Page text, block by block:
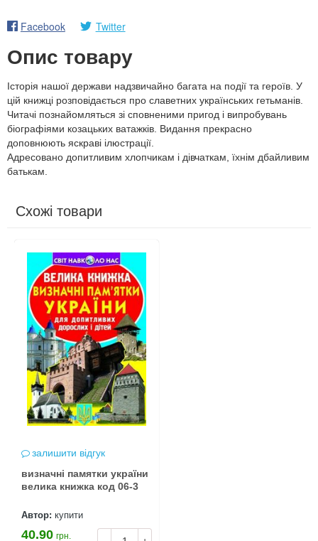
Facebook Twitter
Опис товару
Історія нашої держави надзвичайно багата на події та героїв. У
цій книжці розповідається про славетних українських гетьманів.
Читачі познайомляться зі сповненими пригод і випробувань
біографіями козацьких ватажків. Видання прекрасно
доповнюють яскраві ілюстрації.
Адресовано допитливим хлопчикам і дівчаткам, їхнім дбайливим
батькам.
Схожі товари
залишити відгук
визначні памятки україни
велика книжка код 06-3
Автор: купити
40.90 грн.